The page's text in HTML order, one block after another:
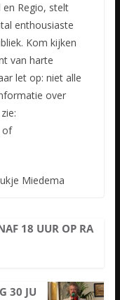
Regio, stelt
enthousiaste
Kom kijken
van harte
let op: niet alle
over
of
Miedema
18 UUR OP RA
30 JU